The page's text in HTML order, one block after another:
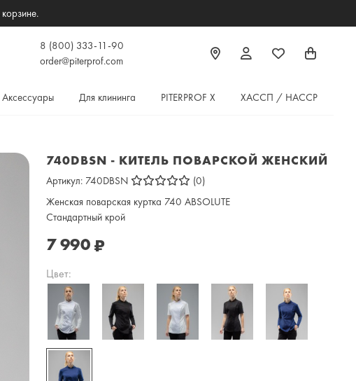
8 (800) 333-11-90
order@piterprof.com
Аксессуары Для клининга PITERPROF X ХАССП / HACCP
740DBSN - КИТЕЛЬ ПОВАРСКОЙ ЖЕНСКИЙ
Артикул: 740DBSN
(0)
Женская поварская куртка 740 ABSOLUTE
Стандартный крой
7 990₽
Цвет: